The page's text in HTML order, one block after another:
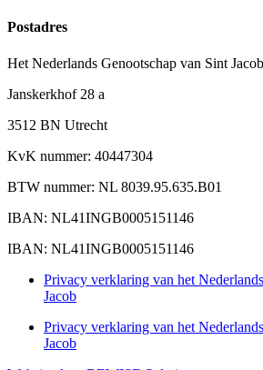
Postadres
Het Nederlands Genootschap van Sint Jacob
Janskerkhof 28 a
3512 BN Utrecht
KvK nummer: 40447304
BTW nummer: NL 8039.95.635.B01
IBAN: NL41INGB0005151146
IBAN: NL41INGB0005151146
Privacy verklaring van het
Jacob
Privacy verklaring van het
Jacob